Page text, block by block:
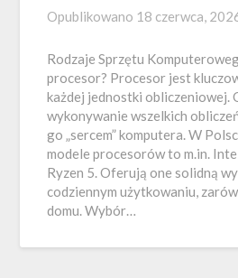
Opublikowano 18 czerwca,
Rodzaje Sprzętu
procesor? Procesor jest
każdej jednostki obliczeniowej.
wykonywanie wszelkich
go „sercem” komputera. W
modele procesorów to m.in.
Ryzen 5. Oferują one solidną
codziennym użytkowaniu,
domu. Wybór…